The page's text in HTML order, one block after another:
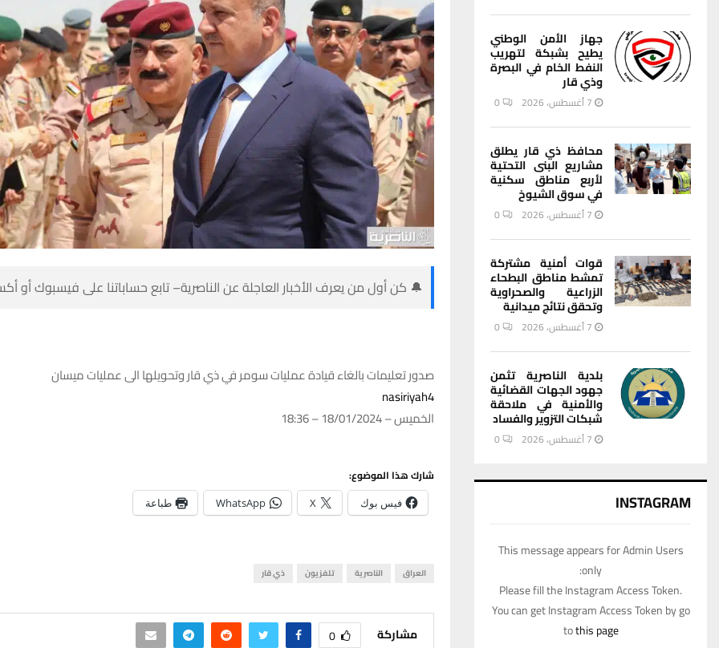
🔔 كن أول من يعرف الأخبار العاجلة عن الناصرية– تابع حساباتنا على فيسبوك أو
صدور تعليمات بالغاء قيادة عمليات سومر في ذي قار وتحويلها الى عمليات ميسان
nasiriyah4
الخميس – 18/01/2024 – 18:36
شارك هذا الموضوع:
فيس بوك X
WhatsApp طباعة
العراق الناصرية تلفزيون ذي قار
مشاركة 0
جهاز الأمن الوطني
يطيح بشبكة لتهريب
النفط الخام في البصرة
وذي قار
7 أغسطس، 2026 0
محافظ ذي قار يطلق
مشاريع البنى التحتية
لأربع مناطق سكنية
في سوق الشيوخ
7 أغسطس، 2026 0
قوات أمنية مشتركة
تمشط مناطق البطحاء
الزراعية والصحراوية
وتحقق نتائج ميدانية
7 أغسطس، 2026 0
بلدية الناصرية تثمن
جهود الجهات القضائية
والأمنية في ملاحقة
شبكات التزوير والفساد
7 أغسطس، 2026 0
INSTAGRAM
This message appears for Admin Users
only:
Please fill the Instagram Access Token.
You can get Instagram Access Token by go
tothis page